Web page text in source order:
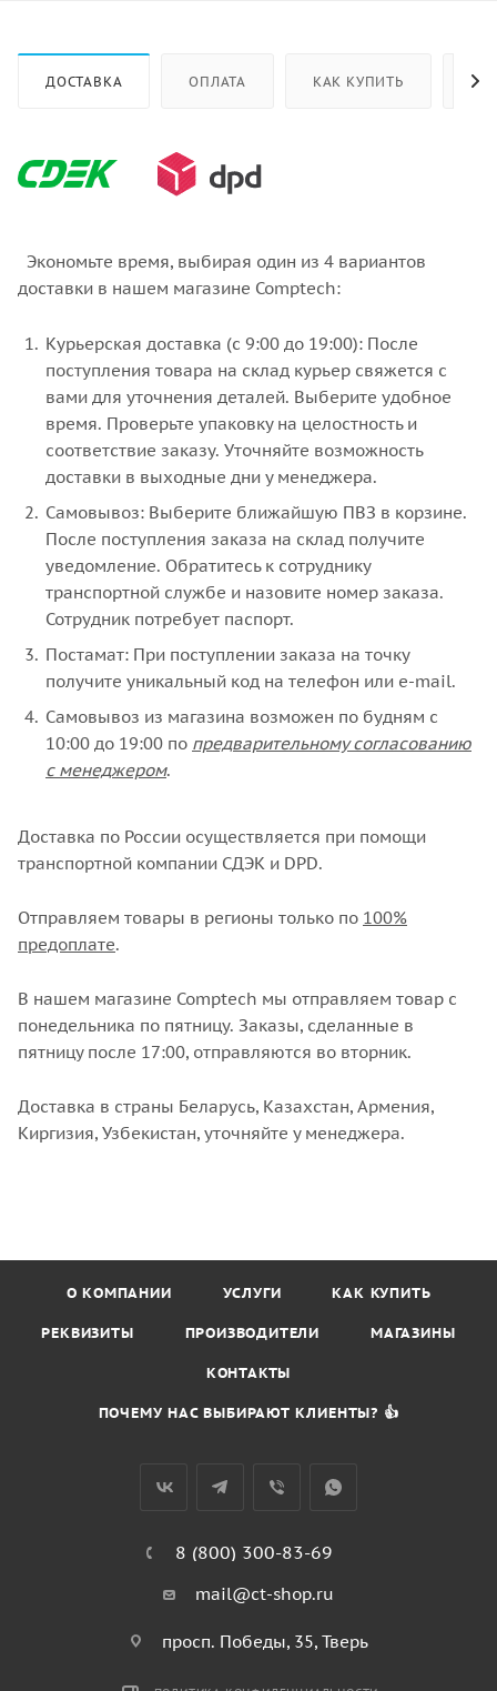
ДОСТАВКА ОПЛАТА КАК КУПИТЬ
Экономьте время, выбирая один из 4 вариантов
доставки в нашем магазине Comptech:
Курьерская доставка (с 9:00 до 19:00): После
поступления товара на склад курьер свяжется с
вами для уточнения деталей. Выберите удобное
время. Проверьте упаковку на целостность и
соответствие заказу. Уточняйте возможность
доставки в выходные дни у менеджера.
Самовывоз: Выберите ближайшую ПВЗ в корзине.
После поступления заказа на склад получите
уведомление. Обратитесь к сотруднику
транспортной службе и назовите номер заказа.
Сотрудник потребует паспорт.
Постамат: При поступлении заказа на точку
получите уникальный код на телефон или e-mail.
Самовывоз из магазина возможен по будням с
10:00 до 19:00 по предварительному согласованию
с менеджером.
Доставка по России осуществляется при помощи
транспортной компании СДЭК и DPD.
Отправляем товары в регионы только по 100%
предоплате.
В нашем магазине Comptech мы отправляем товар с
понедельника по пятницу. Заказы, сделанные в
пятницу после 17:00, отправляются во вторник.
Доставка в страны Беларусь, Казахстан, Армения,
Киргизия, Узбекистан, уточняйте у менеджера.
О КОМПАНИИ УСЛУГИ КАК КУПИТЬ
РЕКВИЗИТЫ ПРОИЗВОДИТЕЛИ МАГАЗИНЫ
КОНТАКТЫ
ПОЧЕМУ НАС ВЫБИРАЮТ КЛИЕНТЫ? 👍
8 (800) 300-83-69
mail@ct-shop.ru
просп. Победы, 35, Тверь